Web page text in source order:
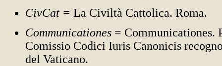
CivCat = La Civiltà Cattolica. Roma.
Communicationes = Communicationes.
Comissio Codici Iuris Canonicis
del Vaticano.